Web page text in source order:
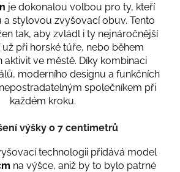
je dokonalou volbou pro ty, kteří
a stylovou zvyšovací obuv. Tento
tak, aby zvládl i ty nejnáročnější
při horské túře, nebo během
aktivit ve městě. Díky kombinaci
moderního designu a funkčních
společníkem při
každém kroku.
výšky o 7 centimetrů
technologii přidává model
na výšce, aniž by to bylo patrné